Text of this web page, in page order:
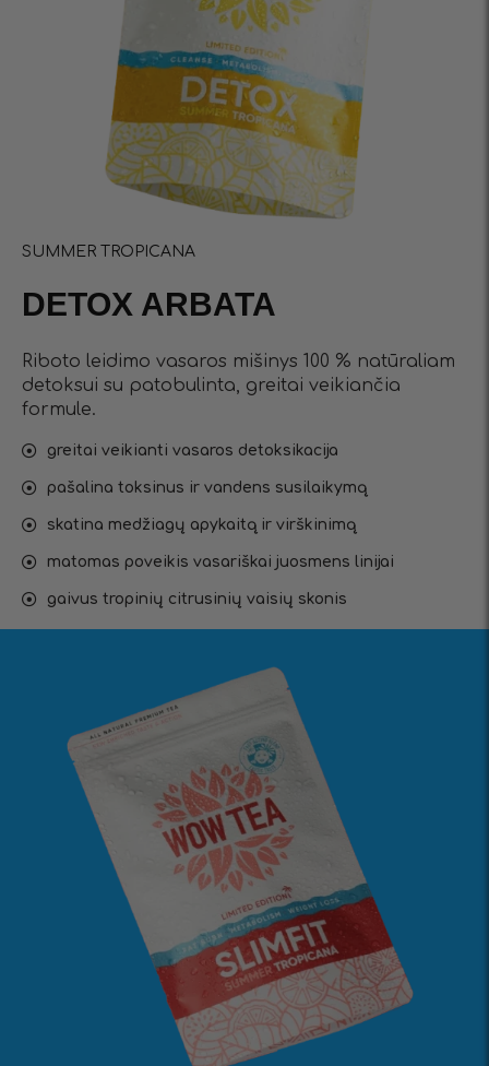
SUMMER TROPICANA
DETOX ARBATA
Riboto leidimo vasaros mišinys 100 % natūraliam
detoksui su patobulinta, greitai veikiančia
formule.
greitai veikianti vasaros detoksikacija
pašalina toksinus ir vandens susilaikymą
skatina medžiagų apykaitą ir virškinimą
matomas poveikis vasariškai juosmens linijai
gaivus tropinių citrusinių vaisių skonis